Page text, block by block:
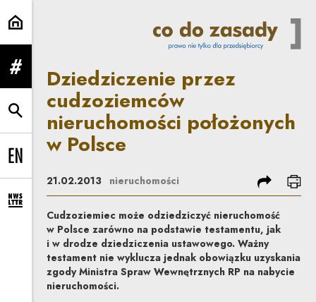
Dziedziczenie przez
rozwiń menu
rozwiń wyszukiwarkę
Change language to EN
rozwiń formularz zapisu na newsletter
Dziedziczenie przez
cudzoziemców
nieruchomości położonych
w Polsce
21.02.2013 nieruchomości podziel się
Cudzoziemiec może odziedziczyć nieruchomość
w Polsce zarówno na podstawie testamentu, jak
i w drodze dziedziczenia ustawowego. Ważny
testament nie wyklucza jednak obowiązku uzyskania
zgody Ministra Spraw Wewnętrznych RP na nabycie
nieruchomości.